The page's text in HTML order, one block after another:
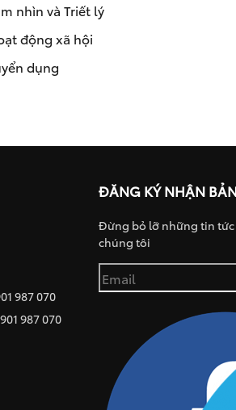
nhìn và Triết lý
động xã hội
dụng
987 070
987 070
ĐĂNG KÝ NHẬN
Đừng bỏ lỡ những tin tức
chúng tôi